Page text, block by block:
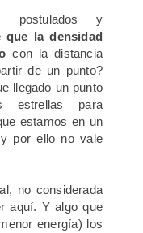
y
que la densidad
con la distancia
de un punto?
llegado un punto
estrellas para
estamos en un
por ello no vale
no considerada
aquí. Y algo que
energía) los